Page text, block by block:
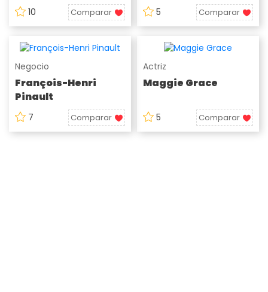
10 Comparar 5 Comparar
Negocio
François-Henri
Pinault
7 Comparar
Actriz
Maggie Grace
5 Comparar